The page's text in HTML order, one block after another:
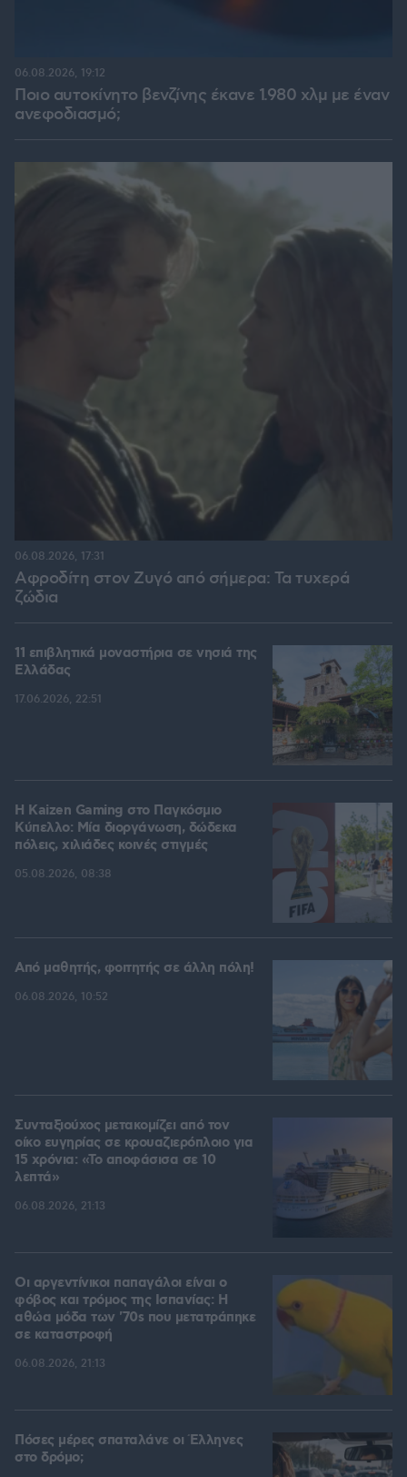
Ποιο αυτοκίνητο βενζίνης έκανε 1.980 χλμ με έναν
ανεφοδιασμό;
06.08.2026, 19:12
Αφροδίτη στον Ζυγό από σήμερα: Τα τυχερά
ζώδια
06.08.2026, 17:31
11 επιβλητικά μοναστήρια σε νησιά της
Ελλάδας
17.06.2026, 22:51
H Kaizen Gaming στο Παγκόσμιο
Kύπελλο: Μία διοργάνωση, δώδεκα
πόλεις, χιλιάδες κοινές στιγμές
05.08.2026, 08:38
Από μαθητής, φοιτητής σε άλλη πόλη!
06.08.2026, 10:52
Συνταξιούχος μετακομίζει από τον
οίκο ευγηρίας σε κρουαζιερόπλοιο για
15 χρόνια: «Το αποφάσισα σε 10
λεπτά»
06.08.2026, 21:13
Οι αργεντίνικοι παπαγάλοι είναι ο
φόβος και τρόμος της Ισπανίας: Η
αθώα μόδα των '70s που μετατράπηκε
σε καταστροφή
06.08.2026, 21:13
Πόσες μέρες σπαταλάνε οι Έλληνες
στο δρόμο;